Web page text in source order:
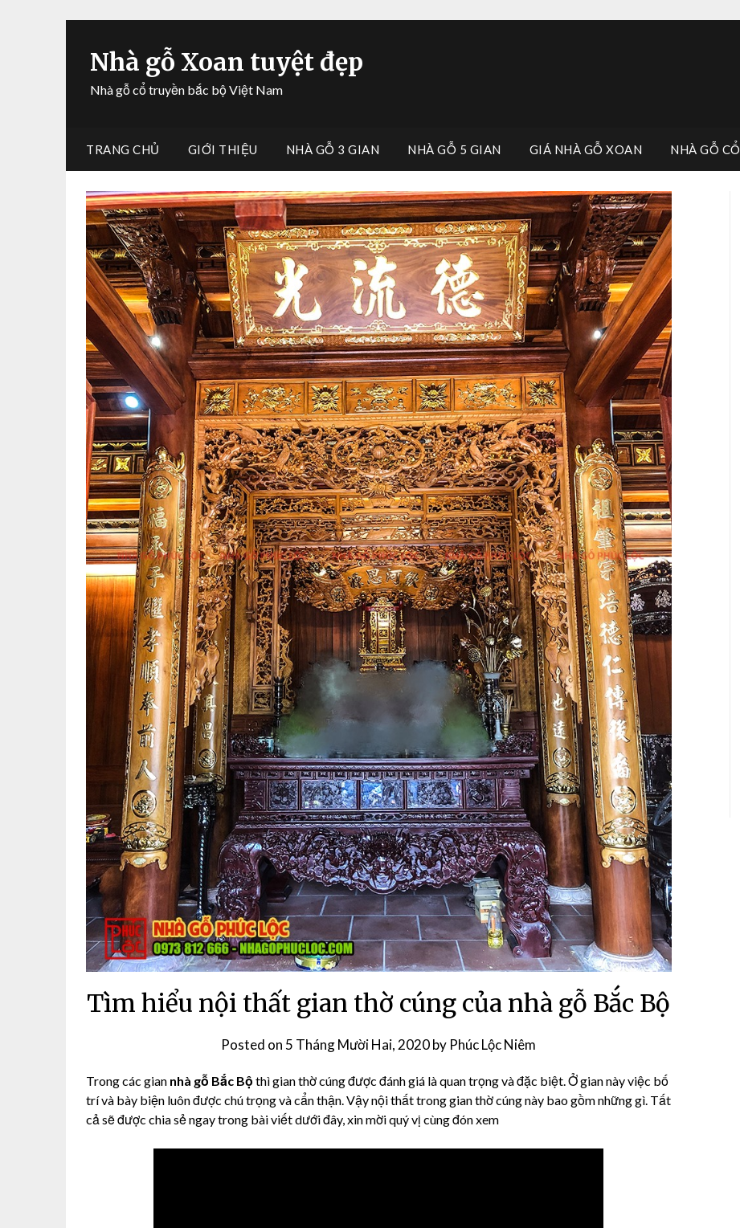
Nhà gỗ Xoan tuyệt đẹp
Nhà gỗ cổ truyền bắc bộ Việt Nam
TRANG CHỦ GIỚI THIỆU NHÀ GỖ 3 GIAN NHÀ GỖ 5 GIAN GIÁ NHÀ GỖ XOAN NHÀ GỖ
Tìm hiểu nội thất gian thờ cúng của nhà gỗ Bắc Bộ
Posted on 5 Tháng Mười Hai, 2020by Phúc Lộc Niêm
Trong các gian nhà gỗ Bắc Bộ thì gian thờ cúng được đánh giá là quan trọng và đặc biệt. Ở gian này việc bố
trí và bày biện luôn được chú trọng và cẩn thận. Vậy nội thất trong gian thờ cúng này bao gồm những gì. Tất
cả sẽ được chia sẻ ngay trong bài viết dưới đây, xin mời quý vị cùng đón xem